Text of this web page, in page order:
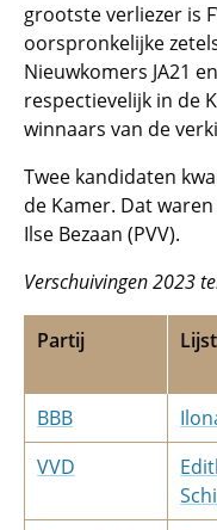
grootste verliezer is
oorspronkelijke
Nieuwkomers JA21
respectievelijk in de
winnaars van de
Twee kandidaten
de Kamer. Dat
Ilse Bezaan (PVV).
Verschuivingen 2023
Partij
BBB
VVD